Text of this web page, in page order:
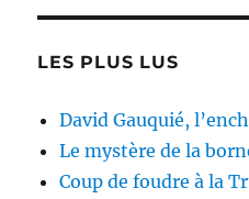
LES PLUS LUS
David Gauquié,
Le mystère de la
Coup de foudre à la